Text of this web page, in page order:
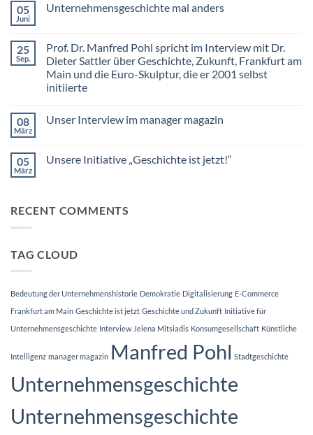
05
Juni
Unternehmensgeschichte mal anders
Unternehmensgeschichte
mal
anders
25
Sep.
Prof. Dr. Manfred Pohl spricht im Interview mit Dr.
Dieter Sattler über Geschichte, Zukunft, Frankfurt am
Main und die Euro-Skulptur, die er 2001 selbst
initiierte
zu
Pohl
spricht
Dieter
Frankfurt
die
Skulptur,
er
initiierte
08
März
Unser Interview im manager magazin
Unser
05
März
Unsere Initiative „Geschichte ist jetzt!“
Initiative
RECENT COMMENTS
TAG CLOUD
Bedeutung der Unternehmenshistorie Demokratie Digitalisierung E-Commerce
Frankfurt am Main Geschichte ist jetzt Geschichte und Zukunft Initiative für
Unternehmensgeschichte Interview Jelena Mitsiadis Konsumgesellschaft Künstliche
Intelligenz manager magazin Manfred Pohl Stadtgeschichte
Unternehmensgeschichte
Unternehmensgeschichte